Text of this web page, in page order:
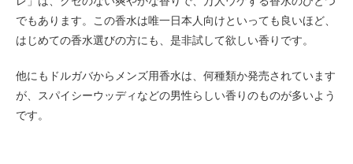
でもあります。この香水は唯一日本人向けといっても良いほど、
はじめての香水選びの方にも、是非試して欲しい香りです。
他にもドルガバからメンズ用香水は、何種類か発売されています
が、スパイシーウッディなどの男性らしい香りのものが多いよう
です。